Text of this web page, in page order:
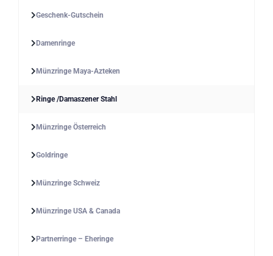
Geschenk-Gutschein
Damenringe
Münzringe Maya-Azteken
Ringe /Damaszener Stahl
Münzringe Österreich
Goldringe
Münzringe Schweiz
Münzringe USA & Canada
Partnerringe – Eheringe